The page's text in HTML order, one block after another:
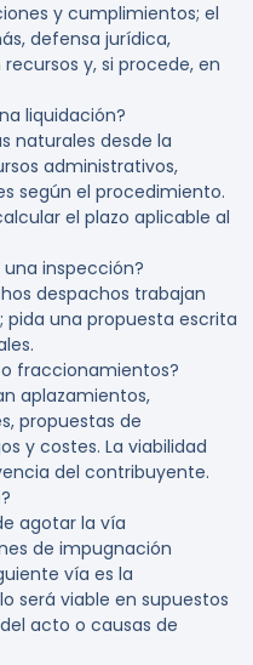
y cumplimientos; el
defensa jurídica,
y, si procede, en
liquidación?
naturales desde la
administrativos,
según el procedimiento.
el plazo aplicable al
inspección?
despachos trabajan
una propuesta escrita
fraccionamientos?
aplazamientos,
propuestas de
y costes. La viabilidad
del contribuyente.
agotar la vía
de impugnación
vía es la
será viable en supuestos
acto o causas de